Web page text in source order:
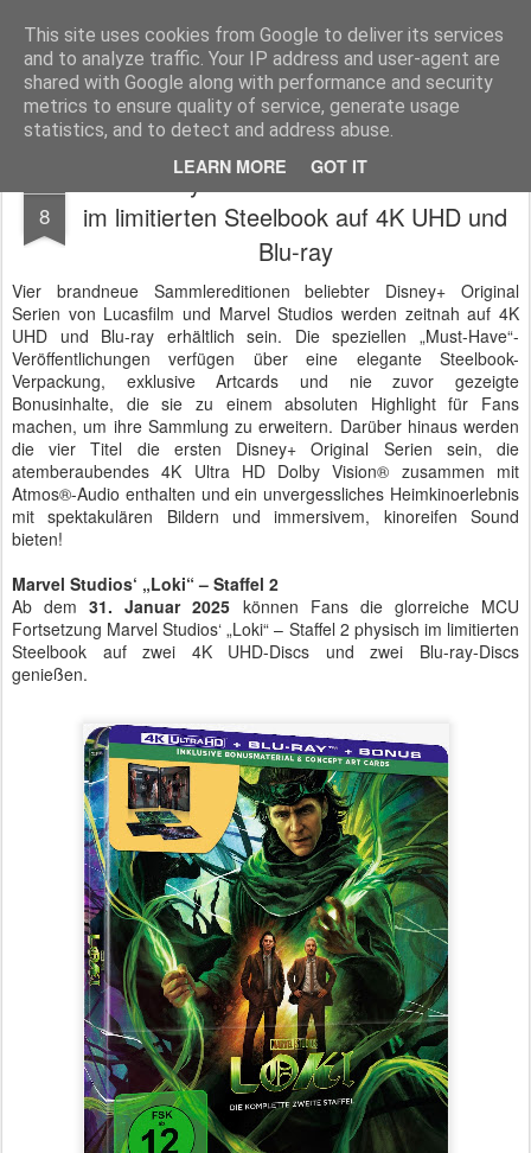
This site uses cookies from Google to deliver its services
and to analyze traffic. Your IP address and user-agent are
shared with Google along with performance and security
metrics to ensure quality of service, generate usage
statistics, and to detect and address abuse.
LEARN MORE GOT IT
MyKinoTrailer
Pages
8
Vier Disney+ Serien erscheinen erstmals
im limitierten Steelbook auf 4K UHD und
Blu-ray
Vier brandneue Sammlereditionen beliebter Disney+ Original
Serien von Lucasfilm und Marvel Studios werden zeitnah auf 4K
UHD und Blu-ray erhältlich sein. Die speziellen „Must-Have“-
Veröffentlichungen verfügen über eine elegante Steelbook-
Verpackung, exklusive Artcards und nie zuvor gezeigte
Bonusinhalte, die sie zu einem absoluten Highlight für Fans
machen, um ihre Sammlung zu erweitern. Darüber hinaus werden
die vier Titel die ersten Disney+ Original Serien sein, die
atemberaubendes 4K Ultra HD Dolby Vision® zusammen mit
Atmos®-Audio enthalten und ein unvergessliches Heimkinoerlebnis
mit spektakulären Bildern und immersivem, kinoreifen Sound
bieten!
Marvel Studios‘ „Loki“ – Staffel 2
Ab dem31. Januar 2025 können Fans die glorreiche MCU
Fortsetzung Marvel Studios‘ „Loki“ – Staffel 2 physisch im limitierten
Steelbook auf zwei 4K UHD-Discs und zwei Blu-ray-Discs
genießen.